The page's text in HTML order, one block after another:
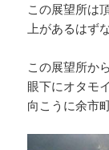
この展望所は
上があるはず
この展望所か
眼下にオタモ
向こうに余市